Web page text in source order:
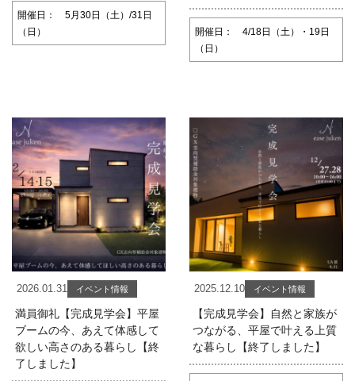
開催日： 5月30日（土）/31日
（日）
開催日： 4/18日（土）・19日
（日）
2026.01.31 イベント情報
満員御礼【完成見学会】平屋
ブームの今、あえて体感して
欲しい高さのある暮らし【終
了しました】
2025.12.10 イベント情報
【完成見学会】自然と家族が
つながる、平屋で叶える上質
な暮らし【終了しました】